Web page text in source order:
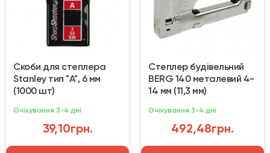
Скоби для степлера
Stanley тип "А", 6 мм
(1000 шт)
Очікування 3-4 дні
39,10грн.
Степлер будівельний
BERG 140 металевий 4-
14 мм (11,3 мм)
Очікування 3-4 дні
492,48грн.